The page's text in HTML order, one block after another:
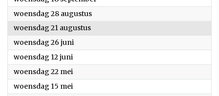
woensdag 28 augustus2024
woensdag 21 augustus2024
woensdag 26 juni
woensdag 12 juni
woensdag 22 mei
woensdag 15 mei